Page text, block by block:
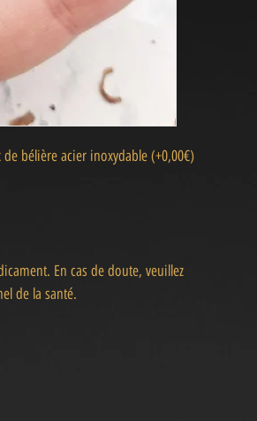
bélière acier inoxydable (+0,00€)
En cas de doute, veuillez
de la santé.